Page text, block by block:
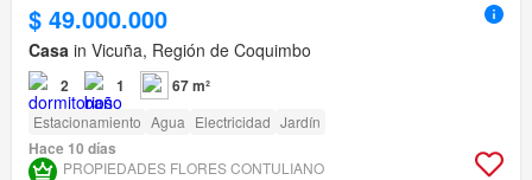
$ 49.000.000
Casa in Vicuña, Región de Coquimbo
2 1 67 m²
Estacionamiento Agua Electricidad Jardín
Hace 10 días
PROPIEDADES FLORES CONTULIANO